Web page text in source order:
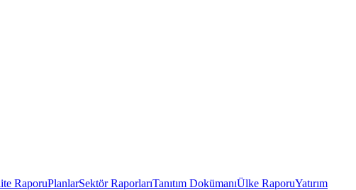
RaporuPlanlarSektör RaporlarıTanıtım DokümanıÜlke RaporuYatırım